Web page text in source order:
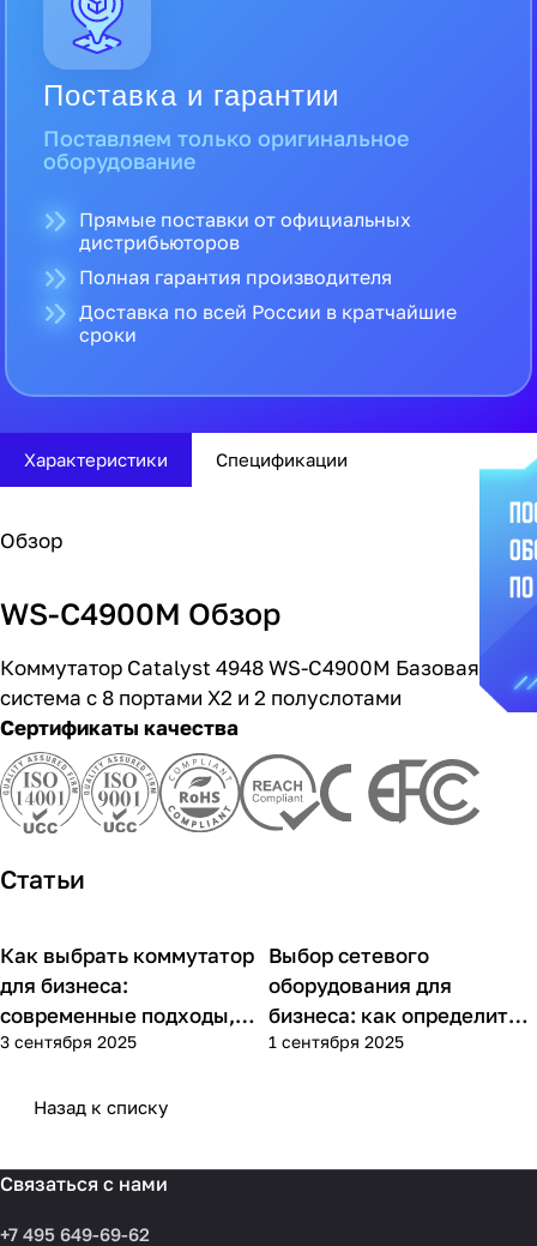
Поставка и гарантии
Поставляем только оригинальное
оборудование
Прямые поставки от официальных
дистрибьюторов
Полная гарантия производителя
Доставка по всей России в кратчайшие
сроки
Характеристики Спецификации
Обзор
WS-C4900M Обзор
Коммутатор Catalyst 4948 WS-C4900M Базовая
система с 8 портами X2 и 2 полуслотами
Сертификаты качества
Статьи
Советы покупателям
Как выбрать коммутатор
для бизнеса:
современные подходы,
практика применения и
3 сентября 2025
Советы покупателям
Выбор сетевого
оборудования для
бизнеса: как определить
потребности компании и
1 сентября 2025
Назад к списку
Связаться с нами
+7 495 649-69-62